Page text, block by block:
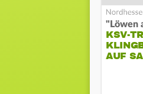
KSV-
UF